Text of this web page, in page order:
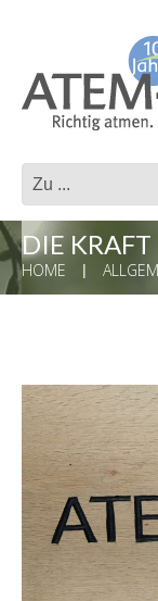
DIE KRAFT
HOME